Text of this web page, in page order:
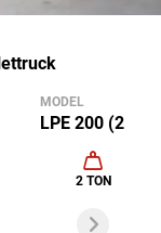
MODEL
LPE 200 (2
2 TON